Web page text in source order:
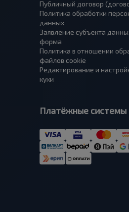
Публичный договор
Политика обработки
данных
Заявление субъекта
форма
Политика в отношении
файлов cookie
Редактирование и
куки
Платёжные системы